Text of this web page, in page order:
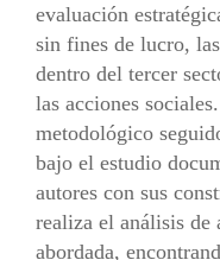
evaluación
sin fines de lucro,
dentro del tercer
las acciones
metodológico
bajo el estudio
autores con sus
realiza el análisis de
abordada,